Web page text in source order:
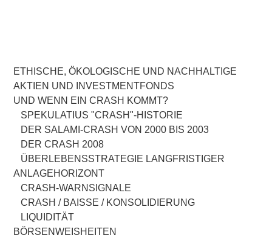
ETHISCHE, ÖKOLOGISCHE UND NACHHALTIGE
AKTIEN UND INVESTMENTFONDS
UND WENN EIN CRASH KOMMT?
SPEKULATIUS "CRASH"-HISTORIE
DER SALAMI-CRASH VON 2000 BIS 2003
DER CRASH 2008
ÜBERLEBENSSTRATEGIE LANGFRISTIGER
ANLAGEHORIZONT
CRASH-WARNSIGNALE
CRASH / BAISSE / KONSOLIDIERUNG
LIQUIDITÄT
BÖRSENWEISHEITEN